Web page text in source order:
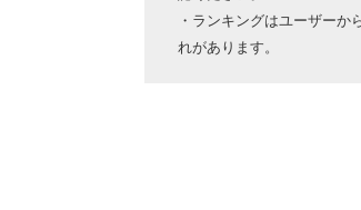
・ランキングはユーザー
れがあります。